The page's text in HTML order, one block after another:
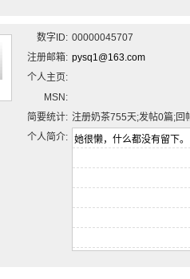
数字ID: 00000045707
注册邮箱: pysq1@163.com
个人主页:
MSN:
简要统计: 注册奶茶755天;发帖0篇;回
个人简介: